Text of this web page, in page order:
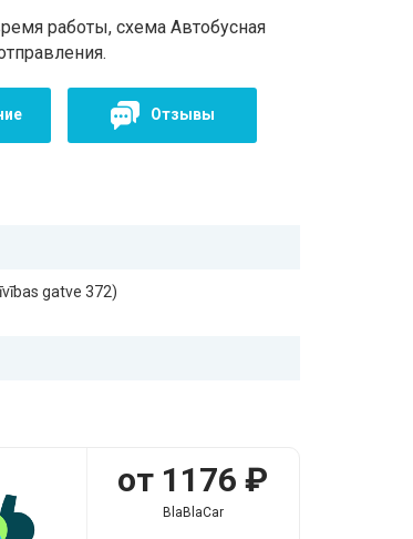
работы, схема Автобусная
Отзывы
gatve 372)
от 1176 ₽
BlaBlaCar